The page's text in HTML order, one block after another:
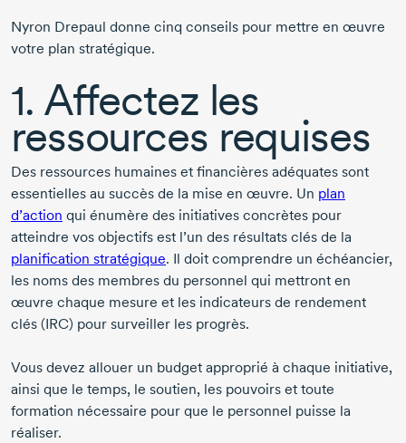
Nyron Drepaul donne cinq conseils pour mettre en œuvre
votre plan stratégique.
1. Affectez les
ressources requises
Des ressources humaines et financières adéquates sont
essentielles au succès de la mise en œuvre. Un plan
d’action qui énumère des initiatives concrètes pour
atteindre vos objectifs est l’un des résultats clés de la
planification stratégique. Il doit comprendre un échéancier,
les noms des membres du personnel qui mettront en
œuvre chaque mesure et les indicateurs de rendement
clés (IRC) pour surveiller les progrès.
Vous devez allouer un budget approprié à chaque initiative,
ainsi que le temps, le soutien, les pouvoirs et toute
formation nécessaire pour que le personnel puisse la
réaliser.